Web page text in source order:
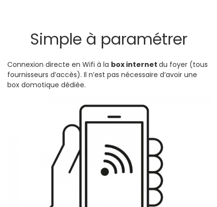
Simple à paramétrer
Connexion directe en Wifi à la box internet du foyer (tous
fournisseurs d’accès). Il n’est pas nécessaire d’avoir une
box domotique dédiée.